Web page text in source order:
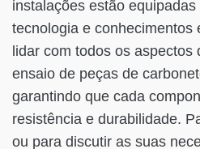
instalações estão
tecnologia e conhecimentos
lidar com todos os aspectos
ensaio de peças de
garantindo que cada
resistência e durabilidade.
ou para discutir as suas